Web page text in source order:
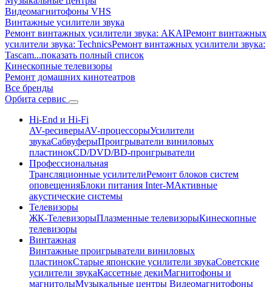
Видеомагнитофоны VHS
Винтажные усилители звука
Ремонт винтажных усилители звука: AKAIРемонт винтажных
усилители звука: TechnicsРемонт винтажных усилители звука:
Tascam...показать полный список
Кинескопные телевизоры
Ремонт домашних кинотеатров
Все бренды
Орбита сервис
Hi-End и Hi-Fi
AV-ресиверыAV-процессорыУсилители
звукаСабвуферыПроигрыватели виниловых
пластинокCD/DVD/BD-проигрыватели
Профессиональная
Трансляционные усилителиРемонт блоков систем
оповещенияБлоки питания Inter-MАктивные
акустические системы
Телевизоры
ЖК-ТелевизорыПлазменные телевизорыКинескопные
телевизоры
Винтажная
Винтажные проигрыватели виниловых
пластинокСтарые японские усилители звукаСоветские
усилители звукаКассетные декиМагнитофоны и
магнитолыМузыкальные центры Видеомагнитофоны